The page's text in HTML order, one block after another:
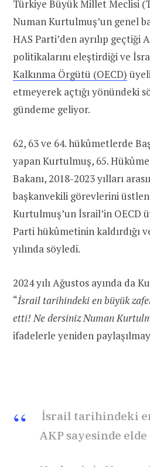
Türkiye Büyük Millet Meclisi
Numan Kurtulmuş’un genel
HAS Parti’den ayrılıp geçtiği
politikalarını eleştirdiği ve
Kalkınma Örgütü (OECD)
etmeyerek açtığı yönündeki
gündeme geliyor.
62, 63 ve 64. hükûmetlerde
yapan Kurtulmuş, 65.
Bakanı, 2018-2023 yılları
başkanvekili görevlerini
Kurtulmuş’un İsrail’in OECD
Parti hükûmetinin kaldırdığı
yılında söyledi.
2024 yılı Ağustos ayında da
“İsrail tarihindeki en büyük
etti! Ne dersiniz Numan
ifadelerle yeniden
İsrail tarihindeki
AKP sayesinde